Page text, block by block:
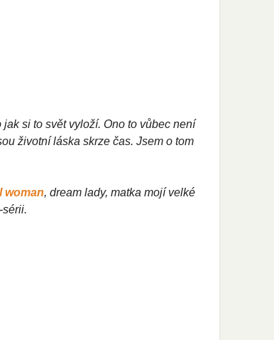
si to svět vyloží. Ono to vůbec není
životní láska skrze čas. Jsem o tom
woman, dream lady, matka mojí velké
sérii.